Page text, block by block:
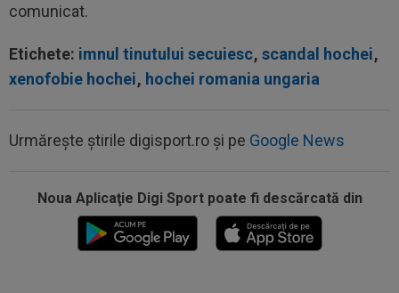
comunicat.
Etichete: imnul tinutului secuiesc, scandal hochei,
xenofobie hochei, hochei romania ungaria
Urmărește știrile digisport.ro și pe Google News
Noua Aplicaţie Digi Sport poate fi descărcată din
Micael Leandro a murit, după ce a fost